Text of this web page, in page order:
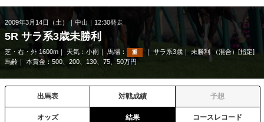
2009年3月14日（土） 中山 12:30発走
5R サラ系3歳未勝利
芝・右・外 1600m 天気： 小雨 馬場： 重 サラ系3歳
未勝利 （混合）[指定]
馬齢
本賞金：500、200、130、75、50万円
出馬表 対戦成績 予想
オッズ 結果 コースレコード